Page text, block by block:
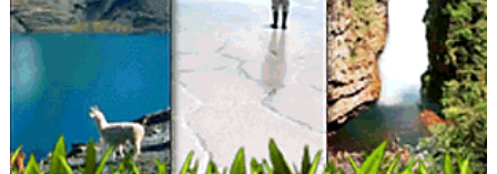
Operadores Turisticos
Operadora de Turismo
Arquitectos
Arquitectura
Albañilería
Construcción Civil